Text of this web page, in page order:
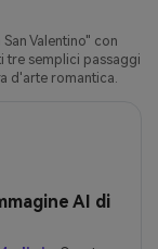
Valentino" con
tre semplici passaggi
d'arte romantica.
AI di